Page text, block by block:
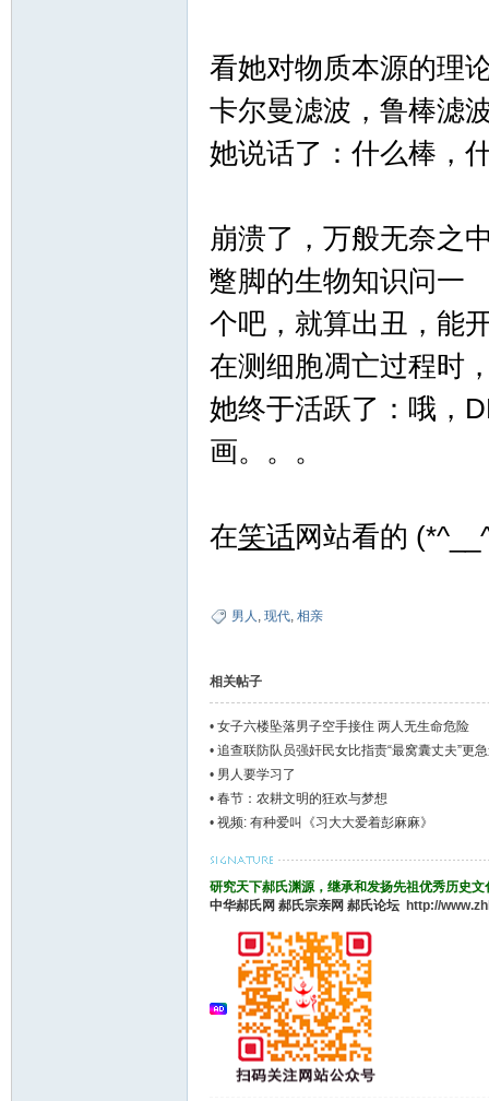
看她对物质本源的理
卡尔曼滤波，鲁棒滤
她说话了：什么棒，
崩溃了，万般无奈之
蹩脚的生物知识问一
个吧，就算出丑，能
在测细胞凋亡过程时
她终于活跃了：哦，
画。。。
在笑话网站看的
男人 , 现代, 相亲
相关帖子
• 女子六楼坠落男子空手接住 两人无生命危险
• 追查联防队员强奸民女比指责“最窝囊丈夫”更
• 男人要学习了
• 春节：农耕文明的狂欢与梦想
• 视频: 有种爱叫《习大大爱着彭麻麻》
研究天下郝氏渊源，继承和发扬先祖优秀历史
中华郝氏网 郝氏宗亲网 郝氏论坛 http://